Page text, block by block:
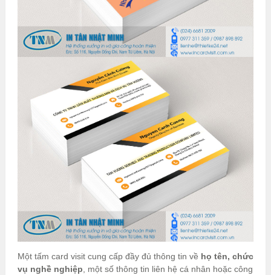
Một tấm card visit cung cấp đầy đủ thông tin về họ tên, chức
vụ nghề nghiệp, một số thông tin liên hệ cá nhân hoặc công